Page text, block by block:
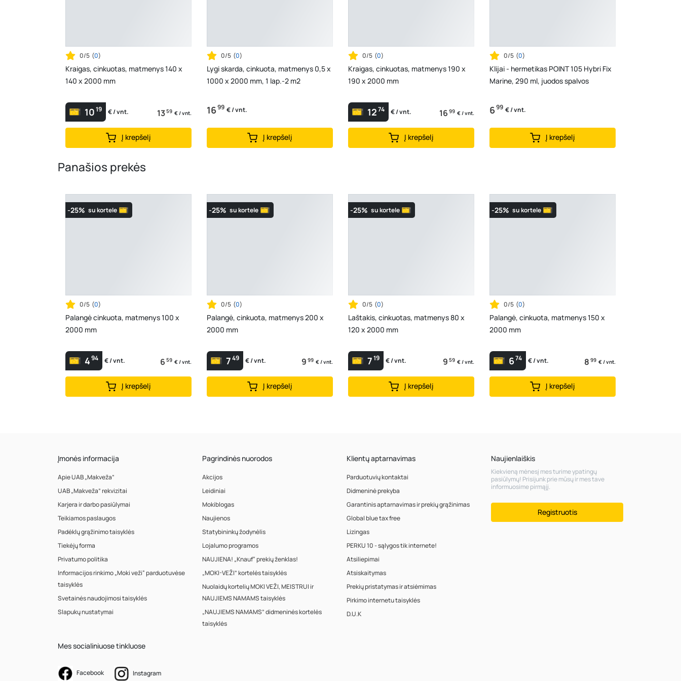
0/5 (0)
Kraigas, cinkuotas, matmenys 140 x
140 x 2000 mm
1019 € / vnt. 1359 € / vnt.
Į krepšelį
0/5 (0)
Lygi skarda, cinkuota, matmenys 0,5 x
1000 x 2000 mm, 1 lap.-2 m2
1699 € / vnt.
Į krepšelį
0/5 (0)
Kraigas, cinkuotas, matmenys 190 x
190 x 2000 mm
1274 € / vnt. 16 99 € / vnt.
Į krepšelį
0/5 (0)
Klijai - hermetikas POINT 105 Hybri Fix
Marine, 290 ml, juodos spalvos
699 € / vnt.
Į krepšelį
Panašios prekės
-25% su kortele
0/5 (0)
Palangė cinkuota, matmenys 100 x
2000 mm
494 € / vnt. 6 59 € / vnt.
Į krepšelį
-25% su kortele
0/5 (0)
Palangė, cinkuota, matmenys 200 x
2000 mm
749 € / vnt. 9 99 € / vnt.
Į krepšelį
-25% su kortele
0/5 (0)
Laštakis, cinkuotas, matmenys 80 x
120 x 2000 mm
719 € / vnt. 9 59 € / vnt.
Į krepšelį
-25% su kortele
0/5 (0)
Palangė, cinkuota, matmenys 150 x
2000 mm
674 € / vnt. 8 99 € / vnt.
Į krepšelį
Įmonės informacija
Apie UAB „Makveža”
UAB „Makveža” rekvizitai
Karjera ir darbo pasiūlymai
Teikiamos paslaugos
Padėklų grąžinimo taisyklės
Tiekėjų forma
Privatumo politika
Informacijos rinkimo „Moki veži“ parduotuvėse
taisyklės
Svetainės naudojimosi taisyklės
Slapukų nustatymai
Pagrindinės nuorodos
Akcijos
Leidiniai
Mokiblogas
Naujienos
Statybininkų žodynėlis
Lojalumo programos
NAUJIENA! „Knauf“ prekių ženklas!
„MOKI-VEŽI” kortelės taisyklės
Nuolaidų kortelių MOKI VEŽI, MEISTRUI ir
NAUJIEMS NAMAMS taisyklės
„NAUJIEMS NAMAMS” didmeninės kortelės
taisyklės
Klientų aptarnavimas
Parduotuvių kontaktai
Didmeninė prekyba
Garantinis aptarnavimas ir prekių grąžinimas
Global blue tax free
Lizingas
PERKU 10 - sąlygos tik internete!
Atsiliepimai
Atsiskaitymas
Prekių pristatymas ir atsiėmimas
Pirkimo internetu taisyklės
D.U.K
Mes socialiniuose tinkluose
Facebook Instagram
Naujienlaiškis
Kiekvieną mėnesį mes turime ypatingų
pasiūlymų! Prisijunk prie mūsų ir mes tave
informuosime pirmąjį.
Registruotis